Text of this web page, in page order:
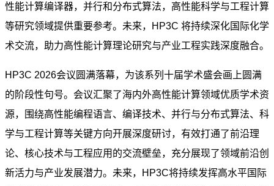
性能计算编译器，并行和分布式算法，高性能科学与工程计算
等研究领域提供重要参考。未来，HP3C 将持续深化国际化学
术交流，助力高性能计算理论研究与产业工程实践深度融合。
HP3C 2026会议圆满落幕，为该系列十届学术盛会画上圆满
的阶段性句号。会议汇聚了海内外高性能计算领域优质学术资
源，围绕高性能编程语言、编译技术、并行与分布式算法、科
学与工程计算等关键方向开展深度研讨，有效打通了前沿理
论、核心技术与工程应用的交流壁垒，充分展现了领域前沿创
新活力与产业发展潜力。未来，HP3C将持续发挥高水平国际